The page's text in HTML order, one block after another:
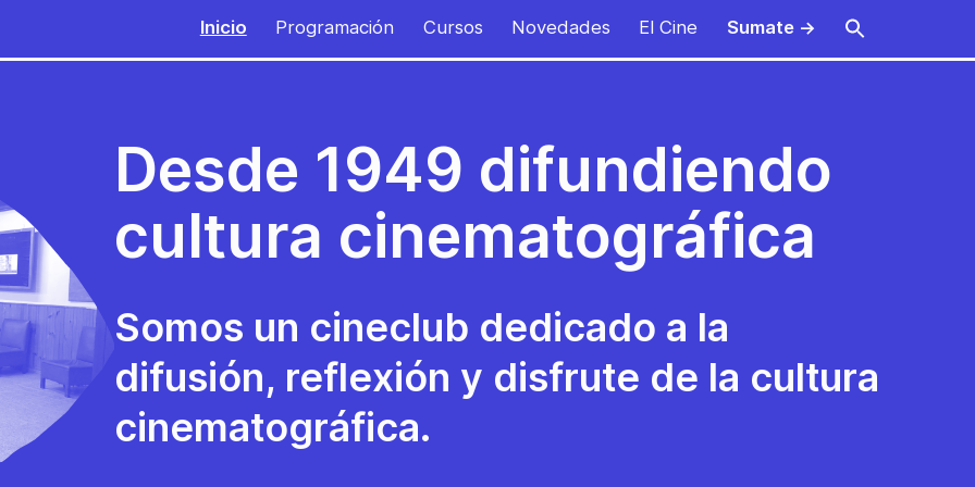
Inicio Programación Cursos Novedades El Cine Sumate →
Desde 1949 difundiendo
cultura cinematográfica
Somos un cineclub dedicado a la
difusión, reflexión y disfrute de la cultura
cinematográfica.